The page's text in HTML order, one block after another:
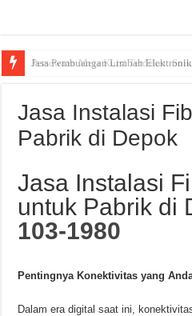
Jasa Pembuangan Limbah
Persewaan Meja Kursi Terdekat:
Jasa Instalasi
Pabrik di Depok
Jasa Instalasi
untuk Pabrik di
103-1980
Pentingnya Konektivitas yang
Dalam era digital saat ini,